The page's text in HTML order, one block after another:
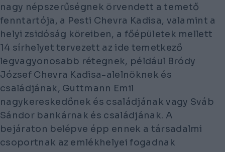
nagy népszerűségnek örvendett a temető
fenntartója, a Pesti Chevra Kadisa, valamint a
helyi zsidóság köreiben, a főépületek mellett
14 sírhelyet tervezett az ide temetkező
legvagyonosabb rétegnek, például Bródy
József Chevra Kadisa-alelnöknek és
családjának, Guttmann Emil
nagykereskedőnek és családjának vagy Sváb
Sándor bankárnak és családjának. A
bejáraton belépve épp ennek a társadalmi
csoportnak az emlékhelyei fogadnak